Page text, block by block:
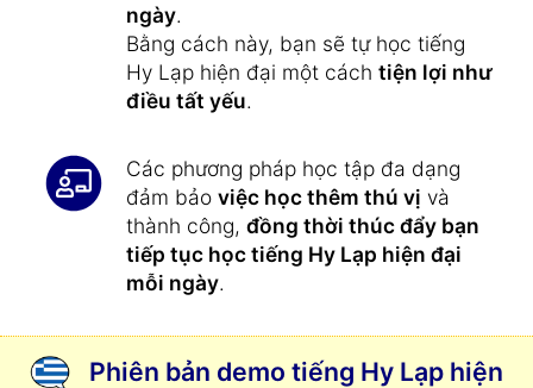
ngày.
Bằng cách này, bạn sẽ tự học tiếng
Hy Lạp hiện đại một cách tiện lợi như
điều tất yếu.
Các phương pháp học tập đa dạng
đảm bảo việc học thêm thú vị và
thành công, đồng thời thúc đẩy bạn
tiếp tục học tiếng Hy Lạp hiện đại
mỗi ngày.
Phiên bản demo tiếng Hy Lạp hiện